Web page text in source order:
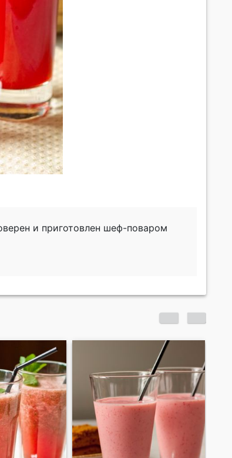
и приготовлен шеф-поваром
Арбузно-имбирный